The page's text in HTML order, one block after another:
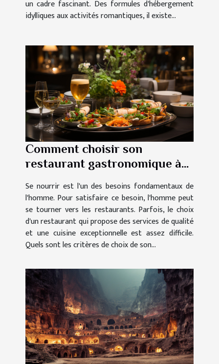
un cadre fascinant. Des formules d'hébergement
idylliques aux activités romantiques, il existe...
Comment choisir son
restaurant gastronomique à
Se nourrir est l'un des besoins fondamentaux de
l'homme. Pour satisfaire ce besoin, l'homme peut
se tourner vers les restaurants. Parfois, le choix
d'un restaurant qui propose des services de qualité
et une cuisine exceptionnelle est assez difficile.
Quels sont les critères de choix de son...